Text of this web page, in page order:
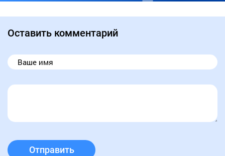
Оставить комментарий
Отправить